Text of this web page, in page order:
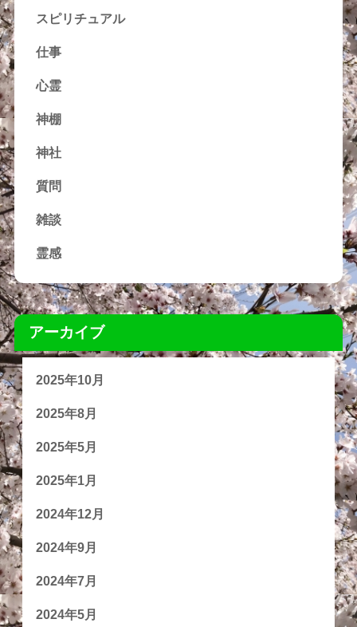
スピリチュアル
仕事
心霊
神棚
神社
質問
雑談
霊感
アーカイブ
2025年10月
2025年8月
2025年5月
2025年1月
2024年12月
2024年9月
2024年7月
2024年5月